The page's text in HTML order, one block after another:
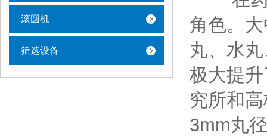
滚圆机
筛选设备
角色。
丸、水
极大提
究所和
3mm丸